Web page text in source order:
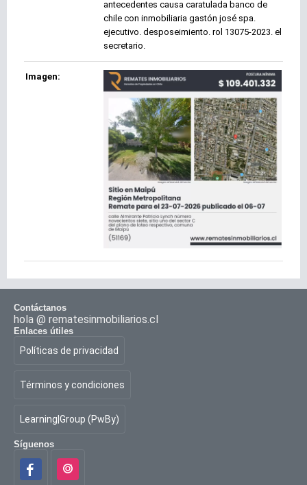
antecedentes causa caratulada banco de
chile con inmobiliaria gastón josé spa.
ejecutivo. desposeimiento. rol 13075-2023. el
secretario.
Imagen:
Contáctanos
hola @ rematesinmobiliarios.cl
Enlaces útiles
Políticas de privacidad
Términos y condiciones
Learning|Group (PwBy)
Síguenos